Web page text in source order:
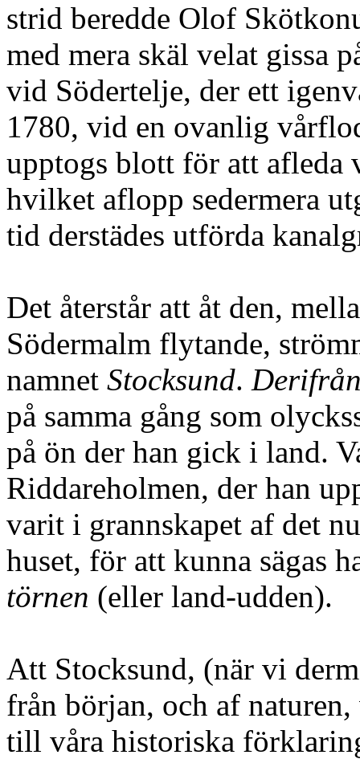
strid beredde Olof
med mera skäl velat gissa
vid Södertelje, der ett
1780, vid en ovanlig
upptogs blott för att afleda
hvilket aflopp sedermera
tid derstädes utförda
Det återstår att åt den,
Södermalm flytande,
namnet Stocksund.
på samma gång som
på ön der han gick i land.
Riddareholmen, der han
varit i grannskapet af det
huset, för att kunna sägas
törnen (eller land-udden).
Att Stocksund, (när vi
från början, och af
till våra historiska